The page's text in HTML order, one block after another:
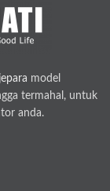
model
termahal, untuk
anda.